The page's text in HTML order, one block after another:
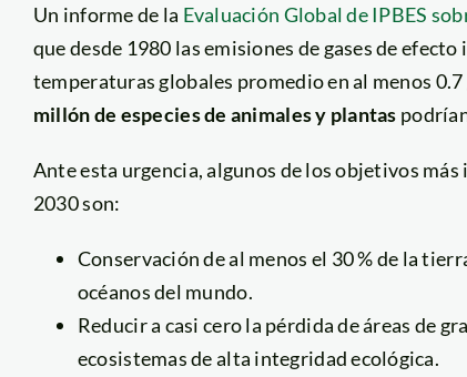
Un informe de la Evaluación Global de IPBES
que desde 1980 las emisiones de gases de
temperaturas globales promedio en al menos
millón de especies de animales y plantas
Ante esta urgencia, algunos de los objetivos
2030 son:
Conservación de al menos el 30 % de la
océanos del mundo.
Reducir a casi cero la pérdida de áreas de
ecosistemas de alta integridad ecológica.